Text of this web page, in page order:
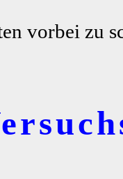
vorbei zu